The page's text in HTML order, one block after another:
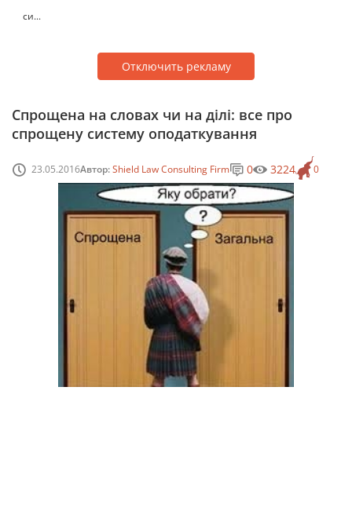
си...
Отключить рекламу
Спрощена на словах чи на ділі: все про
спрощену систему оподаткування
23.05.2016Автор:Shield Law Consulting Firm 0
0 3224